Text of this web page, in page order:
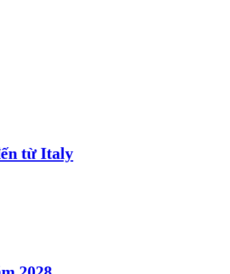
từ Italy